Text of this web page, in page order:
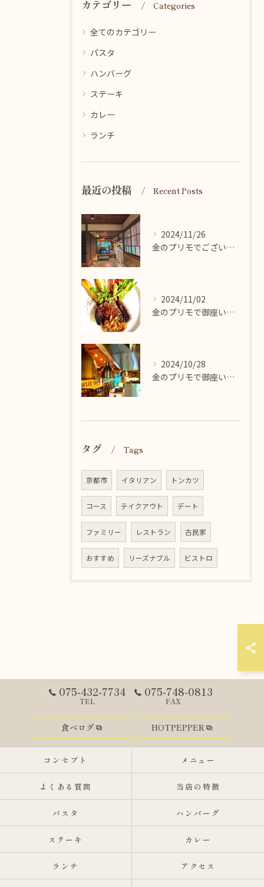
カテゴリー Categories
全てのカテゴリー
パスタ
ハンバーグ
ステーキ
カレー
ランチ
最近の投稿 Recent Posts
2024/11/26
金のプリモでございます♪只今待ち時間無しでお席ご案内させてい...
2024/11/02
金のプリモで御座います♪本日も11時30分より通常営業させて...
2024/10/28
金のプリモで御座います♪金閣寺付近にお立ち寄りの際は是非食べ...
タグ Tags
京都市 イタリアン トンカツ
コース テイクアウト デート
ファミリー レストラン 古民家
おすすめ リーズナブル ビストロ
075-432-7734
TEL
075-748-0813
FAX
食べログ HOTPEPPER
コンセプト メニュー
よくある質問 当店の特徴
パスタ ハンバーグ
ステーキ カレー
ランチ アクセス